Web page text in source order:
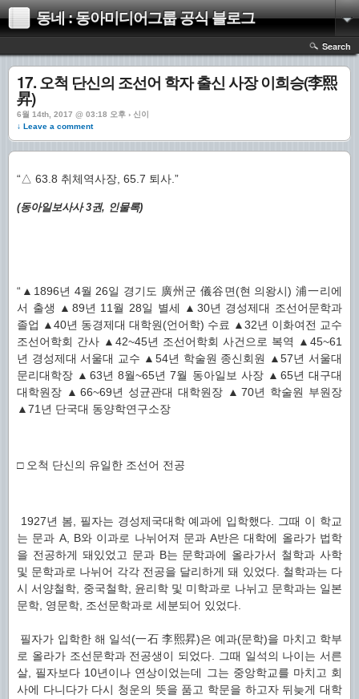
동네 : 동아미디어그룹 공식 블로그
Search
17. 오척 단신의 조선어 학자 출신 사장 이희승(李熙
昇)
6월 14th, 2017 @ 03:18 오후 › 신이
↓ Leave a comment
“△ 63.8 취체역사장, 65.7 퇴사.”
(동아일보사사 3권, 인물록)
“▲1896년 4월 26일 경기도 廣州군 儀谷면(현 의왕시) 浦一리에
서 출생 ▲89년 11월 28일 별세 ▲30년 경성제대 조선어문학과
졸업 ▲40년 동경제대 대학원(언어학) 수료 ▲32년 이화여전 교수
조선어학회 간사 ▲42~45년 조선어학회 사건으로 복역 ▲45~61
년 경성제대 서울대 교수 ▲54년 학술원 종신회원 ▲57년 서울대
문리대학장 ▲63년 8월~65년 7월 동아일보 사장 ▲65년 대구대
대학원장 ▲66~69년 성균관대 대학원장 ▲70년 학술원 부원장
▲71년 단국대 동양학연구소장
□ 오척 단신의 유일한 조선어 전공
1927년 봄, 필자는 경성제국대학 예과에 입학했다. 그때 이 학교
는 문과 A, B와 이과로 나뉘어져 문과 A반은 대학에 올라가 법학
을 전공하게 돼있었고 문과 B는 문학과에 올라가서 철학과 사학
및 문학과로 나뉘어 각각 전공을 달리하게 돼 있었다. 철학과는 다
시 서양철학, 중국철학, 윤리학 및 미학과로 나뉘고 문학과는 일본
문학, 영문학, 조선문학과로 세분되어 있었다.
필자가 입학한 해 일석(一石 李熙昇)은 예과(문학)을 마치고 학부
로 올라가 조선문학과 전공생이 되었다. 그때 일석의 나이는 서른
살, 필자보다 10년이나 연상이었는데 그는 중앙학교를 마치고 회
사에 다니다가 다시 청운의 뜻을 품고 학문을 하고자 뒤늦게 대학